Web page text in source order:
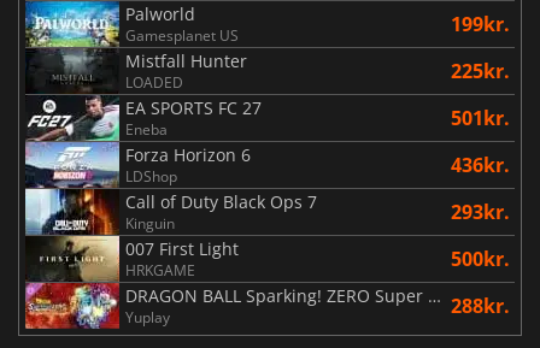
Palworld
Gamesplanet US 199kr.
Mistfall Hunter
LOADED 225kr.
EA SPORTS FC 27
Eneba 501kr.
Forza Horizon 6
LDShop 436kr.
Call of Duty Black Ops 7
Kinguin 293kr.
007 First Light
HRKGAME 500kr.
DRAGON BALL Sparking! ZERO Super Limit Breaking NEO
Yuplay 288kr.